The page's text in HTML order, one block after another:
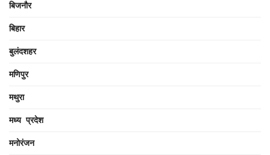
बिजनौर
बिहार
बुलंदशहर
मणिपुर
मथुरा
मध्य प्रदेश
मनोरंजन